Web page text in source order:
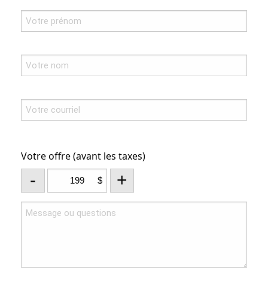
Votre offre (avant les taxes)
- $ +